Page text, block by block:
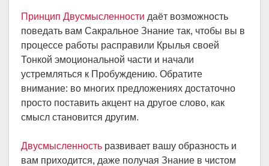
Принцип Двусмысленности даёт возможность
поведать вам Сакральное Знание так, чтобы вы в
процессе работы расправили Крылья своей
Тонкой эмоциональной части и начали
устремляться к Пробуждению. Обратите
внимание: во многих предложениях достаточно
просто поставить акцент на другое слово, как
смысл становится другим.
Двусмысленность развивает вашу образность и
вам приходится, даже получая Знание в чистом